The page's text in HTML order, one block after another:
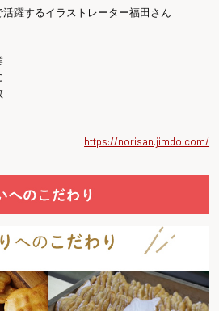
躍するイラストレーター福田さん
https://norisan.jimdo.com/